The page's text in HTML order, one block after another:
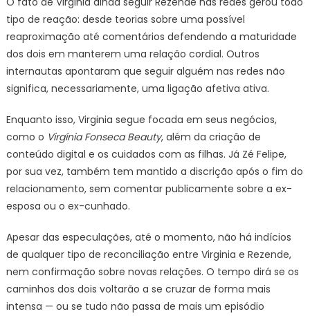
tipo de reação: desde teorias sobre uma possível
reaproximação até comentários defendendo a maturidade
dos dois em manterem uma relação cordial. Outros
internautas apontaram que seguir alguém nas redes não
significa, necessariamente, uma ligação afetiva ativa.
Enquanto isso, Virginia segue focada em seus negócios,
como o Virgínia Fonseca Beauty, além da criação de
conteúdo digital e os cuidados com as filhas. Já Zé Felipe,
por sua vez, também tem mantido a discrição após o fim do
relacionamento, sem comentar publicamente sobre a ex-
esposa ou o ex-cunhado.
Apesar das especulações, até o momento, não há indícios
de qualquer tipo de reconciliação entre Virginia e Rezende,
nem confirmação sobre novas relações. O tempo dirá se os
caminhos dos dois voltarão a se cruzar de forma mais
intensa — ou se tudo não passa de mais um episódio